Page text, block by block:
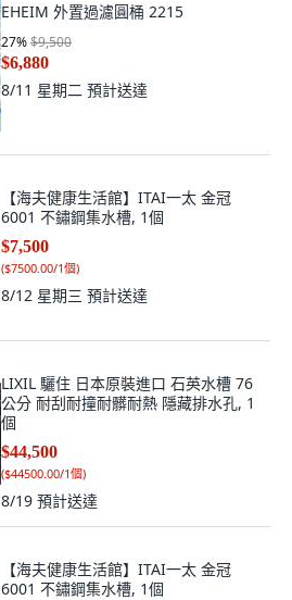
EHEIM 外置過濾圓桶 2215
27%$9,500
$6,880
8/11 星期二 預計送達
【海夫健康生活館】ITAI一太 金冠
6001 不鏽鋼集水槽, 1個
$7,500
($7500.00/1個)
8/12 星期三 預計送達
LIXIL 驪住 日本原裝進口 石英水槽 76
公分 耐刮耐撞耐髒耐熱 隱藏排水孔, 1
個
$44,500
($44500.00/1個)
8/19 預計送達
【海夫健康生活館】ITAI一太 金冠
6001 不鏽鋼集水槽, 1個